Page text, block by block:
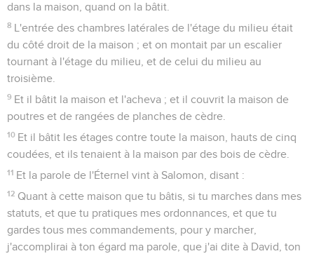
dans la maison, quand on la bâtit.
8 L'entrée des chambres latérales de l'étage du milieu était
du côté droit de la maison ; et on montait par un escalier
tournant à l'étage du milieu, et de celui du milieu au
troisième.
9 Et il bâtit la maison et l'acheva ; et il couvrit la maison de
poutres et de rangées de planches de cèdre.
10 Et il bâtit les étages contre toute la maison, hauts de cinq
coudées, et ils tenaient à la maison par des bois de cèdre.
11 Et la parole de l'Éternel vint à Salomon, disant :
12 Quant à cette maison que tu bâtis, si tu marches dans mes
statuts, et que tu pratiques mes ordonnances, et que tu
gardes tous mes commandements, pour y marcher,
j'accomplirai à ton égard ma parole, que j'ai dite à David, ton